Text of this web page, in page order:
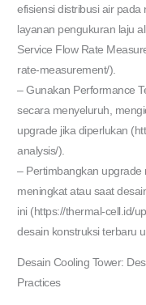
efisiensi distribusi air
layanan pengukuran laju
Service Flow Rate
rate-measurement/).
– Gunakan Performance
secara menyeluruh,
upgrade jika diperlukan
analysis/).
– Pertimbangkan upgrade
meningkat atau saat
ini (https://thermal-cell.id/
desain konstruksi terbaru
Desain Cooling Tower:
Practices